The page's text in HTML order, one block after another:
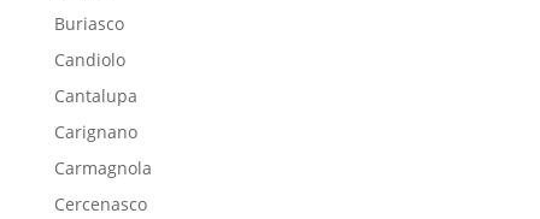
Buriasco
Candiolo
Cantalupa
Carignano
Carmagnola
Cercenasco